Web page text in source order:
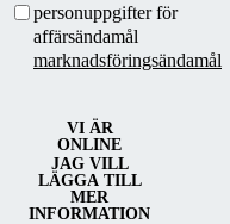
personuppgifter för
affärsändamål
marknadsföringsändamål
JAG VILL
LÄGGA TILL
MER
INFORMATION
VI ÄR
ONLINE